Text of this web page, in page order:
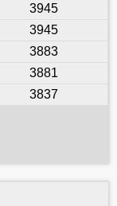
3945
3945
3883
3881
3837